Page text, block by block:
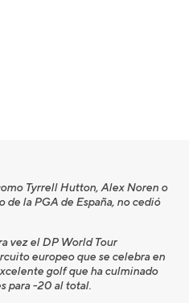
Tyrrell Hutton, Alex Noren o
de la PGA de España, no cedió
vez el DP World Tour
europeo que se celebra en
golf que ha culminado
para -20 al total.